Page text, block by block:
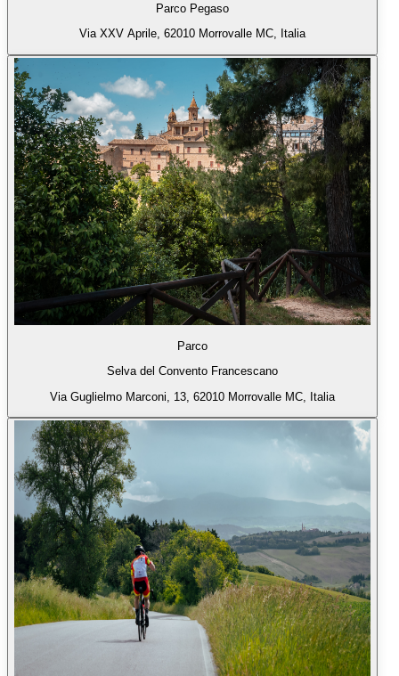
Parco Pegaso
Via XXV Aprile, 62010 Morrovalle MC, Italia
Parco
Selva del Convento Francescano
Via Guglielmo Marconi, 13, 62010 Morrovalle MC, Italia